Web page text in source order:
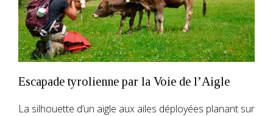
Escapade tyrolienne par la Voie de l’Aigle
La silhouette d’un aigle aux ailes déployées planant sur